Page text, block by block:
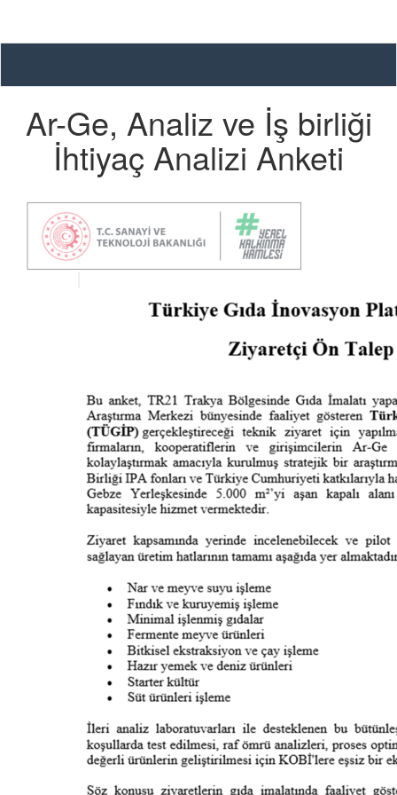
Ar-Ge, Analiz ve İş birliği
İhtiyaç Analizi Anketi